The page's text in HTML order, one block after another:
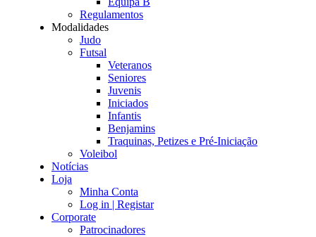
Regulamentos
Modalidades
Judo
Futsal
Veteranos
Seniores
Juvenis
Iniciados
Infantis
Benjamins
Traquinas, Petizes e Pré-Iniciação
Voleibol
Notícias
Loja
Minha Conta
Log in | Registar
Corporate
Patrocinadores